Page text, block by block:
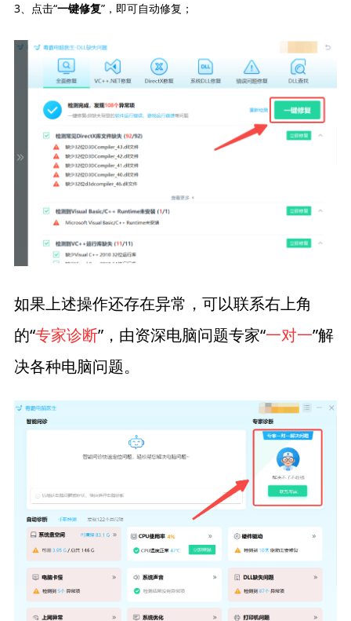
3、点击“一键修复”，即可自动修复；
如果上述操作还存在异常，可以联系右上角
的“专家诊断”，由资深电脑问题专家“一对一”解
决各种电脑问题。